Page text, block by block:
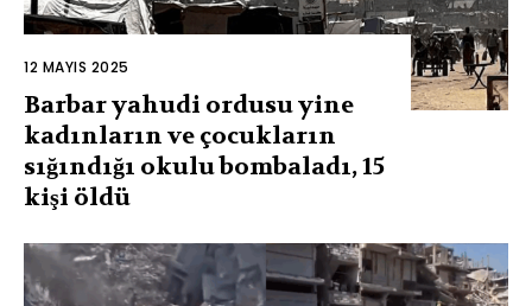
12 MAYIS 2025
Barbar yahudi ordusu yine
kadınların ve çocukların
sığındığı okulu bombaladı, 15
kişi öldü